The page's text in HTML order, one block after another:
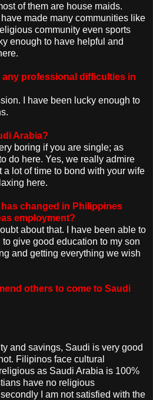
of them are house maids.
made many communities like
community even sports
enough to have helpful and
any professional difficulties in
I have been lucky enough to
Arabia?
boring if you are single; as
do here. Yes, we really admire
lot of time to bond with your wife
here.
changed in Philippines
employment?
about that. I have been able to
to give good education to my son
and getting everything we wish
others to come to Saudi
and savings, Saudi is very good
Filipinos face cultural
as Saudi Arabia is 100%
have no religious
I am not satisfied with the